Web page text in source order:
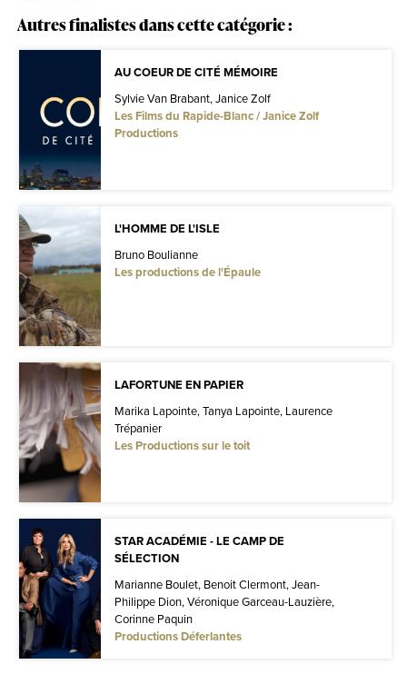
Autres finalistes dans cette catégorie :
AU COEUR DE CITÉ MÉMOIRE
Sylvie Van Brabant, Janice Zolf
Les Films du Rapide-Blanc / Janice Zolf
Productions
L'HOMME DE L'ISLE
Bruno Boulianne
Les productions de l'Épaule
LAFORTUNE EN PAPIER
Marika Lapointe, Tanya Lapointe, Laurence
Trépanier
Les Productions sur le toit
STAR ACADÉMIE - LE CAMP DE
SÉLECTION
Marianne Boulet, Benoit Clermont, Jean-
Philippe Dion, Véronique Garceau-Lauzière,
Corinne Paquin
Productions Déferlantes